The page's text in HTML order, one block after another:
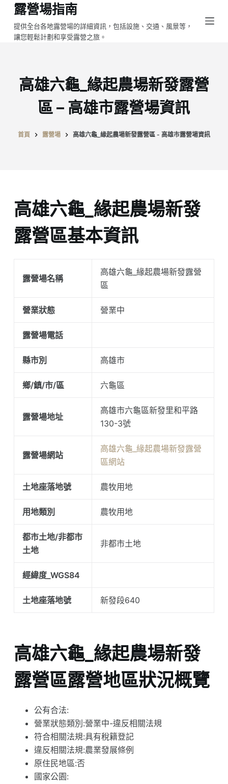
跳
至
主
露營場指南
提供全台各地露營場的詳細資訊，包括設施、交通、風景等，
讓您輕鬆計劃和享受露營之旅。
高雄六龜_緣起農場新發露營
區 – 高雄市露營場資訊
首頁 露營場 高雄六龜_緣起農場新發露營區 - 高雄市露營場資訊
高雄六龜_緣起農場新發
露營區基本資訊
露營場名稱
高雄六龜_緣起農場新發露營
區
營業狀態 營業中
露營場電話
縣市別 高雄市
鄉/鎮/市/區 六龜區
露營場地址
高雄市六龜區新發里和平路
130-3號
露營場網站
高雄六龜_緣起農場新發露營
區網站
土地座落地號 農牧用地
用地類別 農牧用地
都市土地/非都市
土地
非都市土地
經緯度_WGS84
土地座落地號 新發段640
高雄六龜_緣起農場新發
露營區露營地區狀況概覽
公有合法:
營業狀態類別:營業中-違反相關法規
符合相關法規:具有稅籍登記
違反相關法規:農業發展條例
原住民地區:否
國家公園: